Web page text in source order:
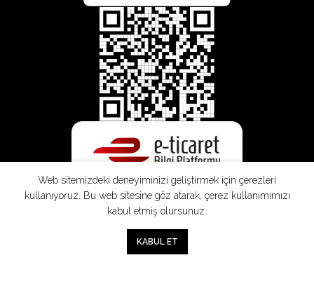
Web sitemizdeki deneyiminizi geliştirmek için çerezleri
kullanıyoruz. Bu web sitesine göz atarak, çerez kullanımımızı
kabul etmiş olursunuz.
KABUL ET
Sepet